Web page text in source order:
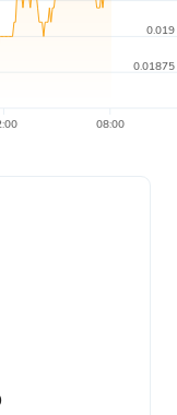
08:00
0.01875
0.019